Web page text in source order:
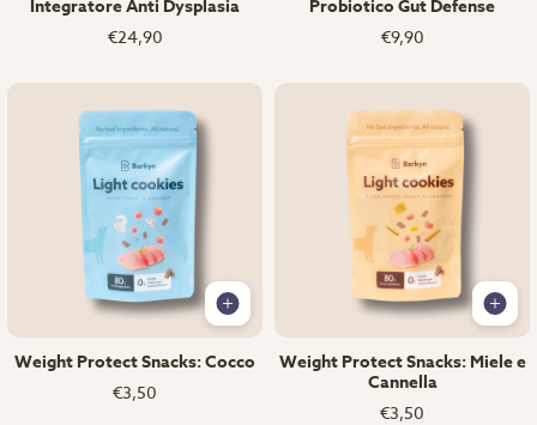
Integratore Anti Dysplasia
€24,90
Probiotico Gut Defense
€9,90
Weight Protect Snacks: Cocco
€3,50
Weight Protect Snacks: Miele e
Cannella
€3,50